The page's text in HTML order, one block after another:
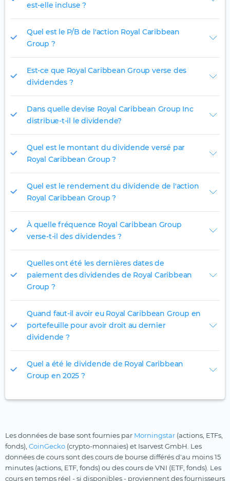
est-elle incluse ?
Quel est le P/B de l'action Royal Caribbean
Group ?
Est-ce que Royal Caribbean Group verse des
dividendes ?
Dans quelle devise Royal Caribbean Group Inc
distribue-t-il le dividende?
Quel est le montant du dividende versé par
Royal Caribbean Group ?
Quel est le rendement du dividende de l'action
Royal Caribbean Group ?
À quelle fréquence Royal Caribbean Group
verse-t-il des dividendes ?
Quelles ont été les dernières dates de
paiement des dividendes de Royal Caribbean
Group ?
Quand faut-il avoir eu Royal Caribbean Group en
portefeuille pour avoir droit au dernier
dividende ?
Quel a été le dividende de Royal Caribbean
Group en 2025 ?
Les données de base sont fournies par Morningstar (actions, ETFs,
fonds), CoinGecko (crypto-monnaies) et Isarvest GmbH. Les
données de cours sont des cours de bourse différés d'au moins 15
minutes (actions, ETF, fonds) ou des cours de VNI (ETF, fonds). Les
cours en temps réel - si disponibles - proviennent des fournisseurs